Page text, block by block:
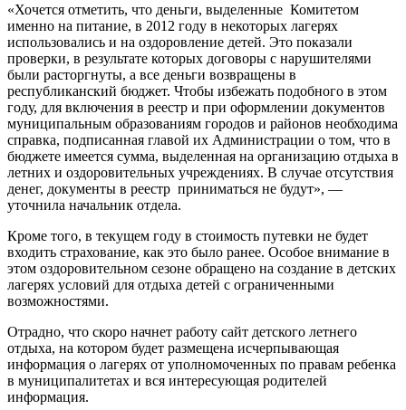
«Хочется отметить, что деньги, выделенные Комитетом
именно на питание, в 2012 году в некоторых лагерях
использовались и на оздоровление детей. Это показали
проверки, в результате которых договоры с нарушителями
были расторгнуты, а все деньги возвращены в
республиканский бюджет. Чтобы избежать подобного в этом
году, для включения в реестр и при оформлении документов
муниципальным образованиям городов и районов необходима
справка, подписанная главой их Администрации о том, что в
бюджете имеется сумма, выделенная на организацию отдыха в
летних и оздоровительных учреждениях. В случае отсутствия
денег, документы в реестр приниматься не будут», —
уточнила начальник отдела.
Кроме того, в текущем году в стоимость путевки не будет
входить страхование, как это было ранее. Особое внимание в
этом оздоровительном сезоне обращено на создание в детских
лагерях условий для отдыха детей с ограниченными
возможностями.
Отрадно, что скоро начнет работу сайт детского летнего
отдыха, на котором будет размещена исчерпывающая
информация о лагерях от уполномоченных по правам ребенка
в муниципалитетах и вся интересующая родителей
информация.